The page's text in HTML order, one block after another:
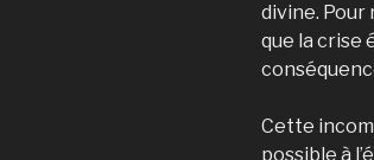
divine.
que la crise
Cette
possible à